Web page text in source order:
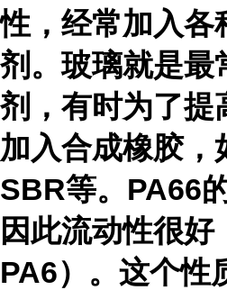
性，经常加入各
剂。玻璃就是最
剂，有时为了提
加入合成橡胶，
SBR等。PA66
因此流动性很好
PA6）。这个性